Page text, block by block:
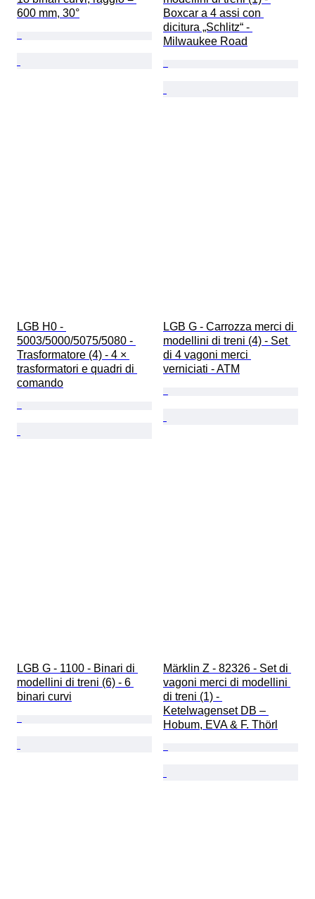
600 mm, 30°
Boxcar a 4 assi con
dicitura „Schlitz“ -
Milwaukee Road
LGB H0 -
5003/5000/5075/5080 -
Trasformatore (4) - 4 ×
trasformatori e quadri di
comando
LGB G - Carrozza merci di
modellini di treni (4) - Set
di 4 vagoni merci
verniciati - ATM
LGB G - 1100 - Binari di
modellini di treni (6) - 6
binari curvi
Märklin Z - 82326 - Set di
vagoni merci di modellini
di treni (1) -
Ketelwagenset DB –
Hobum, EVA & F. Thörl